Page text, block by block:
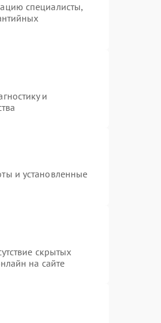
специалисты,
и
и установленные
скрытых
на сайте